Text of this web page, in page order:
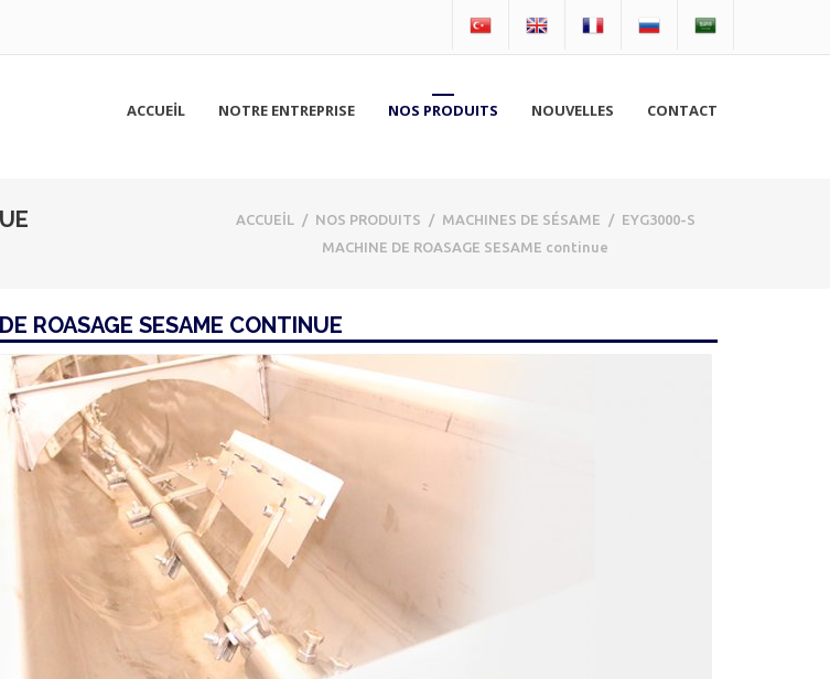
ACCUEİL NOTRE ENTREPRISE NOS PRODUITS NOUVELLES CONTACT
ACCUEİL / NOS PRODUITS / MACHINES DE SÉSAME / EYG3000-S
MACHINE DE ROASAGE SESAME continue
ROASAGE SESAME CONTINUE